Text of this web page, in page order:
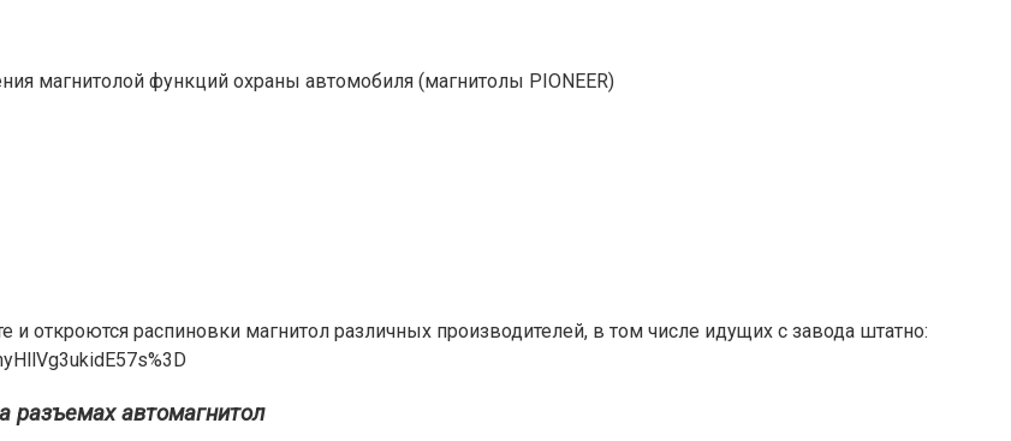
магнитолой функций охраны автомобиля (магнитолы PIONEER)
и откроются распиновки магнитол различных производителей, в том числе идущих с завода штатно:
разъемах автомагнитол